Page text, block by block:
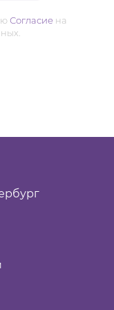
Согласие на